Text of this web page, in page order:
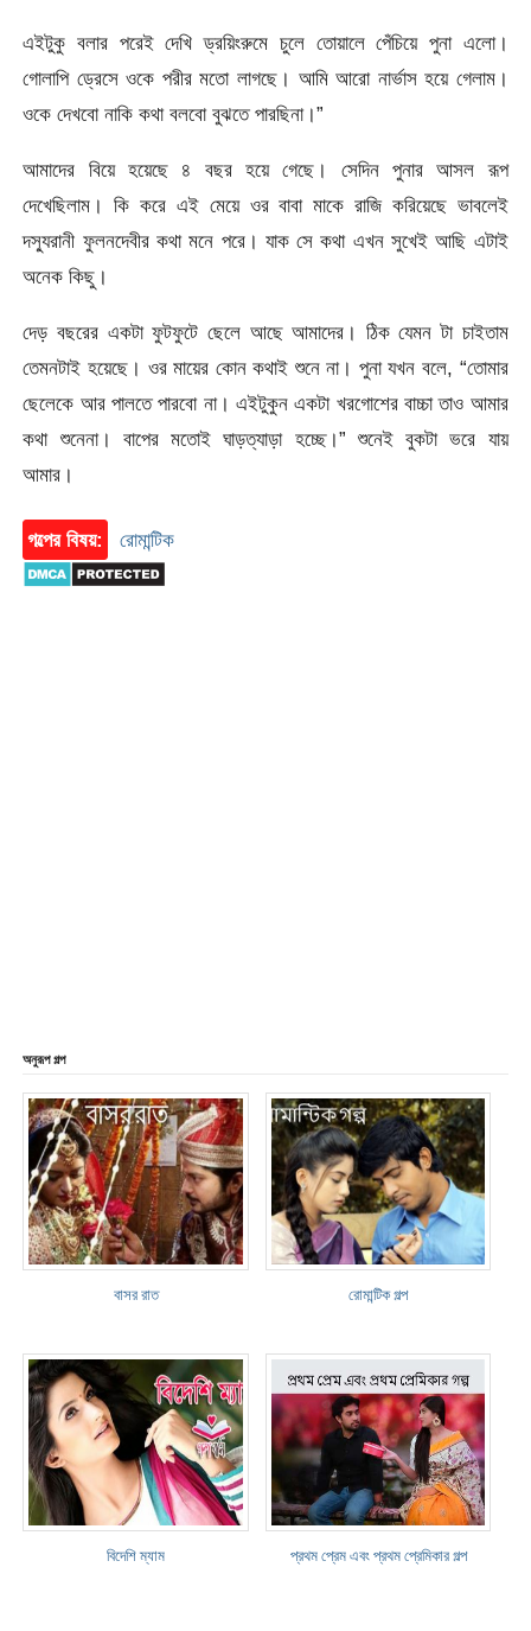
এইটুকু বলার পরেই দেখি ড্রয়িংরুমে চুলে তোয়ালে পেঁচিয়ে পুনা এলো।
গোলাপি ড্রেসে ওকে পরীর মতো লাগছে। আমি আরো নার্ভাস হয়ে গেলাম।
ওকে দেখবো নাকি কথা বলবো বুঝতে পারছিনা।”
আমাদের বিয়ে হয়েছে ৪ বছর হয়ে গেছে। সেদিন পুনার আসল রূপ
দেখেছিলাম। কি করে এই মেয়ে ওর বাবা মাকে রাজি করিয়েছে ভাবলেই
দস্যুরানী ফুলনদেবীর কথা মনে পরে। যাক সে কথা এখন সুখেই আছি এটাই
অনেক কিছু।
দেড় বছরের একটা ফুটফুটে ছেলে আছে আমাদের। ঠিক যেমন টা চাইতাম
তেমনটাই হয়েছে। ওর মায়ের কোন কথাই শুনে না। পুনা যখন বলে, “তোমার
ছেলেকে আর পালতে পারবো না। এইটুকুন একটা খরগোশের বাচ্চা তাও আমার
কথা শুনেনা। বাপের মতোই ঘাড়ত্যাড়া হচ্ছে।” শুনেই বুকটা ভরে যায়
আমার।
গল্পের বিষয়: রোমান্টিক
অনুরূপ গল্প
বাসর রাত রোমান্টিক গল্প
বিদেশি ম্যাম প্রথম প্রেম এবং প্রথম প্রেমিকার গল্প